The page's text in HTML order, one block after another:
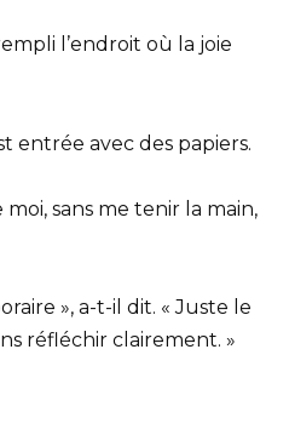
l’endroit où la joie
entrée avec des papiers.
sans me tenir la main,
», a-t-il dit. « Juste le
réfléchir clairement. »